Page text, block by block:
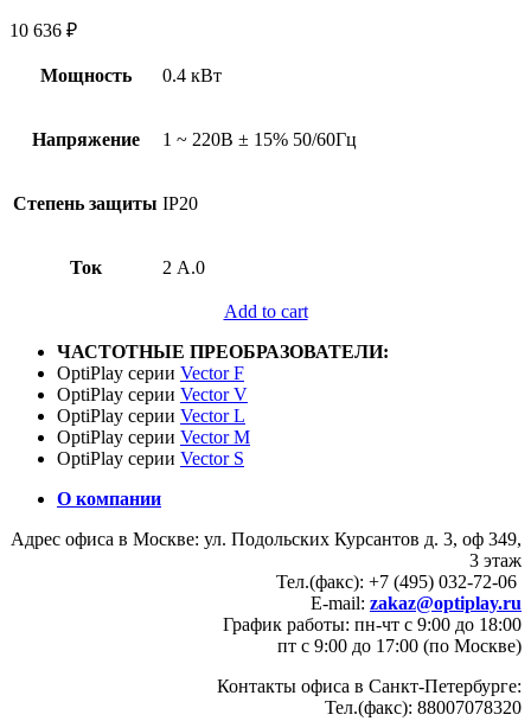
10 636 ₽
Мощность 0.4 кВт
Напряжение 1 ~ 220В ± 15% 50/60Гц
Степень защиты IP20
Ток 2 А.0
Add to cart
ЧАСТОТНЫЕ ПРЕОБРАЗОВАТЕЛИ:
OptiPlay серии Vector F
OptiPlay серии Vector V
OptiPlay серии Vector L
OptiPlay серии Vector M
OptiPlay серии Vector S
О компании
Адрес офиса в Москве: ул. Подольских Курсантов д. 3, оф 349,
3 этаж
Тел.(факс): +7 (495) 032-72-06
E-mail: zakaz@optiplay.ru
График работы: пн-чт с 9:00 до 18:00
пт с 9:00 до 17:00 (по Москве)
Контакты офиса в Санкт-Петербурге:
Тел.(факс): 88007078320